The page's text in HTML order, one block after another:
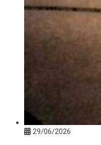
29/06/2026